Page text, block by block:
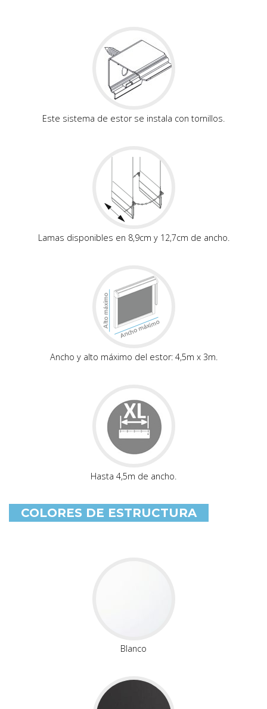
Este sistema de estor se instala con tornillos.
Lamas disponibles en 8,9cm y 12,7cm de ancho.
Ancho y alto máximo del estor: 4,5m x 3m.
Hasta 4,5m de ancho.
COLORES DE ESTRUCTURA
Blanco